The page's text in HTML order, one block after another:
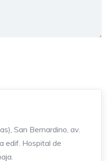
San Bernardino, av.
edif. Hospital de